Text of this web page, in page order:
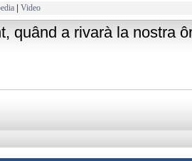
| Video
quând a rivarà la nostra